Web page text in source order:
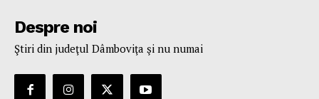
Despre noi
Ştiri din judeţul Dâmboviţa şi nu numai